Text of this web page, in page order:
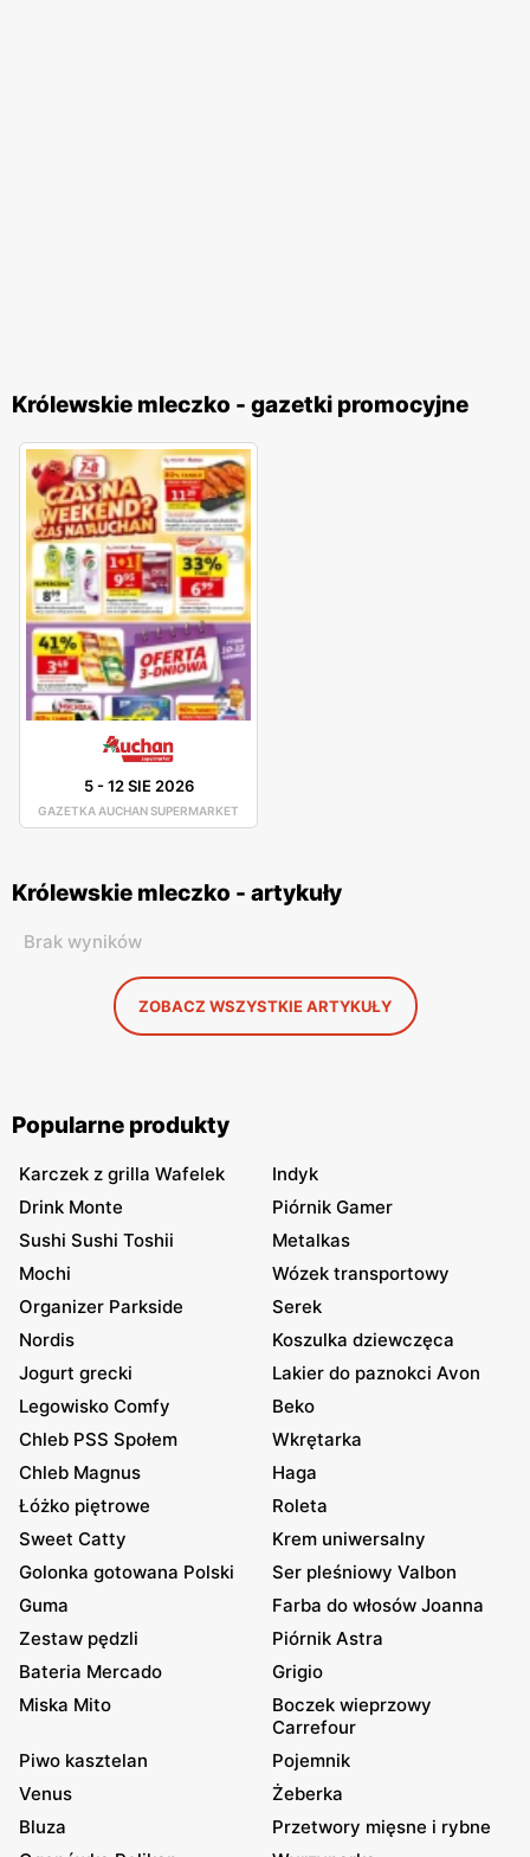
Królewskie mleczko - gazetki promocyjne
5-12 SIE 2026
GAZETKA AUCHAN SUPERMARKET
Królewskie mleczko - artykuły
Brak wyników
ZOBACZ WSZYSTKIE ARTYKUŁY
Popularne produkty
Karczek z grilla Wafelek
Indyk
Drink Monte
Piórnik Gamer
Sushi Sushi Toshii
Metalkas
Mochi
Wózek transportowy
Organizer Parkside
Serek
Nordis
Koszulka dziewczęca
Jogurt grecki
Lakier do paznokci Avon
Legowisko Comfy
Beko
Chleb PSS Społem
Wkrętarka
Chleb Magnus
Haga
Łóżko piętrowe
Roleta
Sweet Catty
Krem uniwersalny
Golonka gotowana Polski
Ser pleśniowy Valbon
Guma
Farba do włosów Joanna
Zestaw pędzli
Piórnik Astra
Bateria Mercado
Grigio
Miska Mito
Boczek wieprzowy
Carrefour
Piwo kasztelan
Pojemnik
Venus
Żeberka
Bluza
Przetwory mięsne i rybne